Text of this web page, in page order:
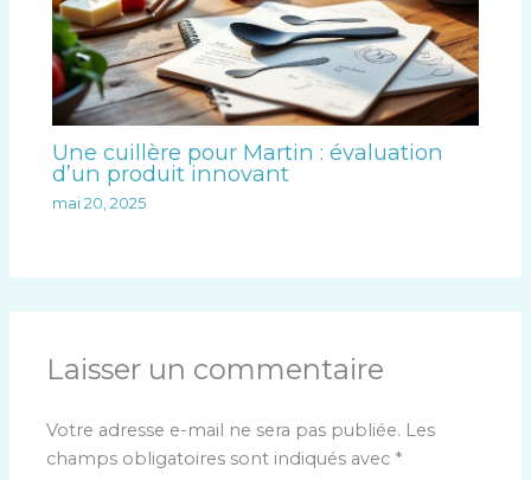
Une cuillère pour Martin : évaluation
d’un produit innovant
mai 20, 2025
Laisser un commentaire
Votre adresse e-mail ne sera pas publiée. Les
champs obligatoires sont indiqués avec *